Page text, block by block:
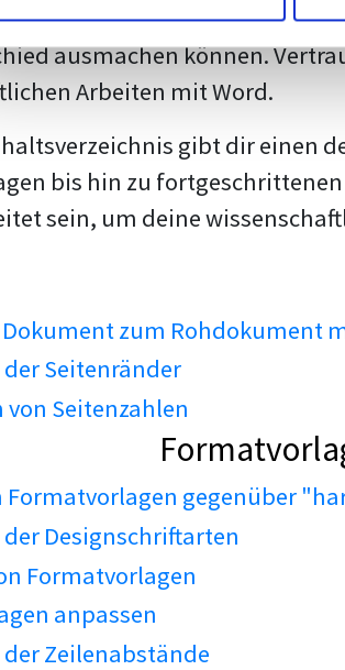
mehr für dich darstellen.
ausmachen können.
Arbeiten mit Word.
gibt dir einen
bis hin zu
sein, um deine
Dokument zum Rohdokument
Seitenränder
Seitenzahlen
Formatvorlagen gegenüber
Designschriftarten
Formatvorlagen
anpassen
Zeilenabstände